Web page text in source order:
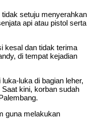
setuju menyerahkan
api atau pistol serta
kesal dan tidak terima
di tempat kejadian
luka di bagian leher,
kini, korban sudah
guna melakukan